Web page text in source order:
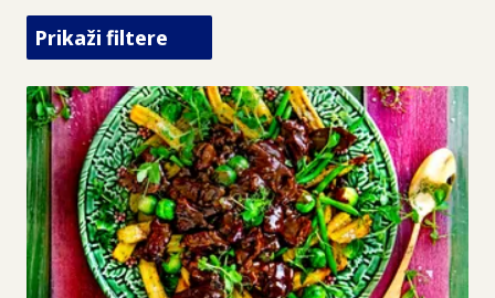
Prikaži filtere